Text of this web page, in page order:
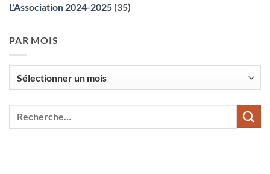
L’Association 2024-2025 (35)
PAR MOIS